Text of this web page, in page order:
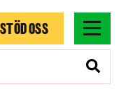
STÖD OSS